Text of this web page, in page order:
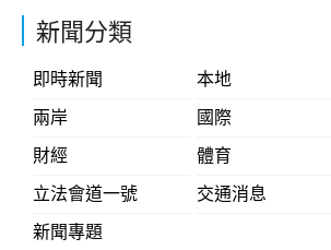
新聞分類
即時新聞
本地
兩岸
國際
財經
體育
立法會道一號
交通消息
新聞專題